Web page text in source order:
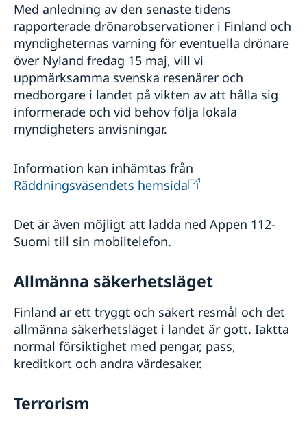
Med anledning av den senaste tidens
rapporterade drönarobservationer i Finland och
myndigheternas varning för eventuella drönare
över Nyland fredag 15 maj, vill vi
uppmärksamma svenska resenärer och
medborgare i landet på vikten av att hålla sig
informerade och vid behov följa lokala
myndigheters anvisningar.
Information kan inhämtas från
Räddningsväsendets hemsida
Det är även möjligt att ladda ned Appen 112-
Suomi till sin mobiltelefon.
Allmänna säkerhetsläget
Finland är ett tryggt och säkert resmål och det
allmänna säkerhetsläget i landet är gott. Iaktta
normal försiktighet med pengar, pass,
kreditkort och andra värdesaker.
Terrorism